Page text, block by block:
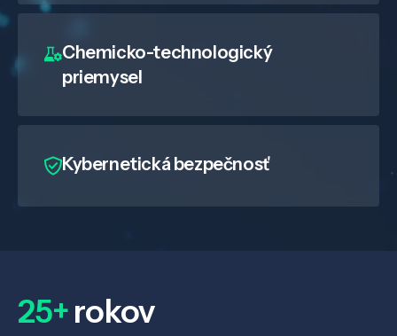
Chemicko-technologický
priemysel
Kybernetická bezpečnosť
25+rokov